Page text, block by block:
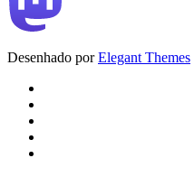
Desenhado porElegant Themes